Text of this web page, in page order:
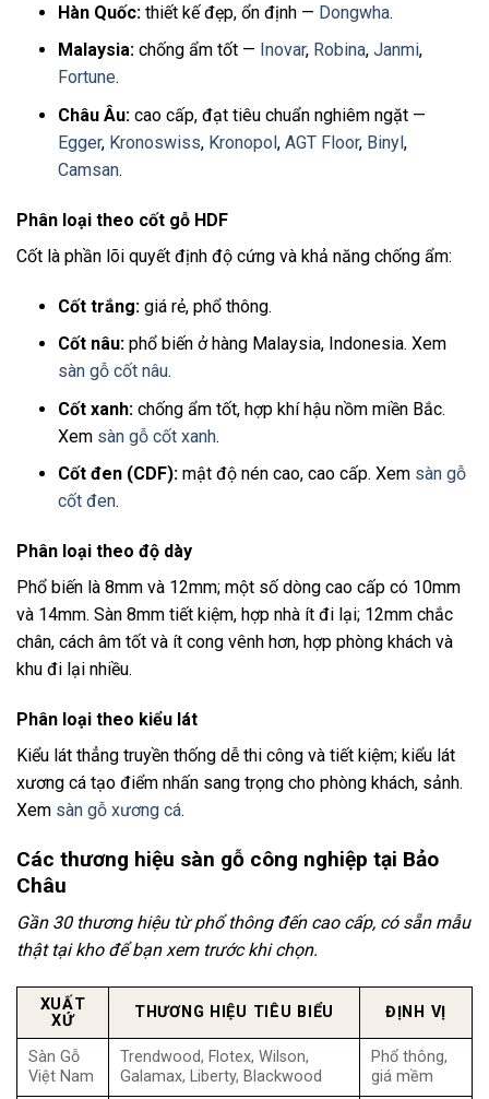
Hàn Quốc: thiết kế đẹp, ổn định — Dongwha.
Malaysia: chống ẩm tốt — Inovar, Robina, Janmi,
Fortune.
Châu Âu: cao cấp, đạt tiêu chuẩn nghiêm ngặt —
Egger, Kronoswiss, Kronopol, AGT Floor, Binyl,
Camsan.
Phân loại theo cốt gỗ HDF
Cốt là phần lõi quyết định độ cứng và khả năng chống ẩm:
Cốt trắng: giá rẻ, phổ thông.
Cốt nâu: phổ biến ở hàng Malaysia, Indonesia. Xem
sàn gỗ cốt nâu.
Cốt xanh: chống ẩm tốt, hợp khí hậu nồm miền Bắc.
Xem sàn gỗ cốt xanh.
Cốt đen (CDF): mật độ nén cao, cao cấp. Xem sàn gỗ
cốt đen.
Phân loại theo độ dày
Phổ biến là 8mm và 12mm; một số dòng cao cấp có 10mm
và 14mm. Sàn 8mm tiết kiệm, hợp nhà ít đi lại; 12mm chắc
chân, cách âm tốt và ít cong vênh hơn, hợp phòng khách và
khu đi lại nhiều.
Phân loại theo kiểu lát
Kiểu lát thẳng truyền thống dễ thi công và tiết kiệm; kiểu lát
xương cá tạo điểm nhấn sang trọng cho phòng khách, sảnh.
Xem sàn gỗ xương cá.
Các thương hiệu sàn gỗ công nghiệp tại Bảo
Châu
Gần 30 thương hiệu từ phổ thông đến cao cấp, có sẵn mẫu
thật tại kho để bạn xem trước khi chọn.
XUẤT
XỨ
THƯƠNG HIỆU TIÊU BIỂU ĐỊNH VỊ
Sàn Gỗ
Việt Nam
Trendwood, Flotex, Wilson,
Galamax, Liberty, Blackwood
Phổ thông,
giá mềm